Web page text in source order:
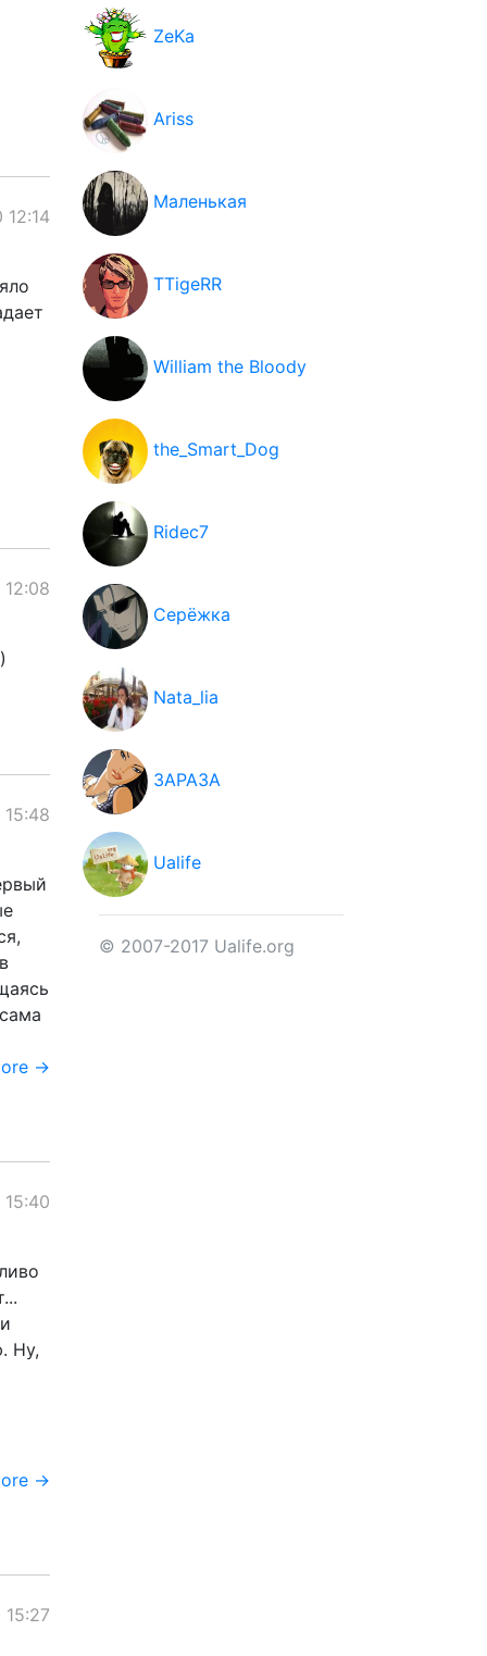
12:14
12:08
15:48
→
15:40
Ну,
→
15:27
ZeKa
Ariss
Маленькая
TTigeRR
William the Bloody
the_Smart_Dog
Ridec7
Серёжка
Nata_lia
ЗАРАЗА
Ualife
© 2007-2017 Ualife.org